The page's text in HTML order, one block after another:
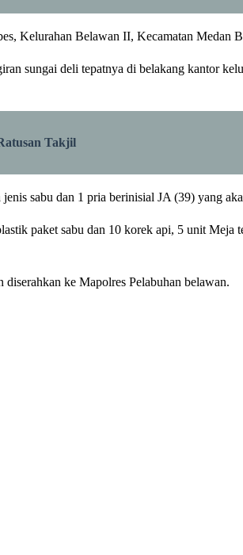
Kelurahan Belawan II, Kecamatan Medan
sungai deli tepatnya di belakang kantor
Takjil
sabu dan 1 pria berinisial JA (39) yang
paket sabu dan 10 korek api, 5 unit
ke Mapolres Pelabuhan belawan.